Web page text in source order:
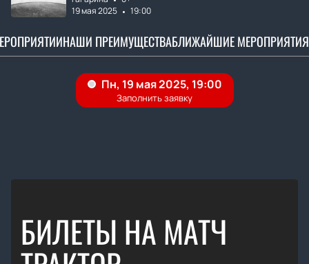
19 мая 2025
19:00
НАШИ ПРЕИМУЩЕСТВАБЛИЖАЙШИЕ МЕРОПРИЯТИЯ
БИЛЕТЫ НА МАТЧ